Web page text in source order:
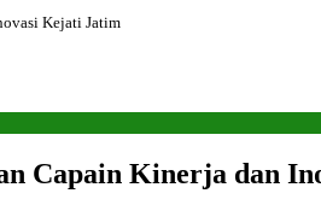
Kejati Jatim
Capain Kinerja dan